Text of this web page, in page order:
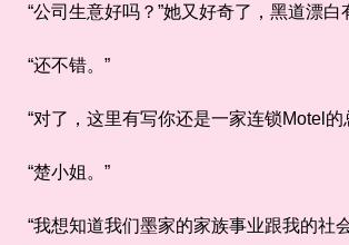
“公司生意好吗？”她又好奇了，黑道漂白
“还不错。”
“对了，这里有写你还是一家连锁Motel的
“楚小姐。”
“我想知道我们墨家的家族事业跟我的社